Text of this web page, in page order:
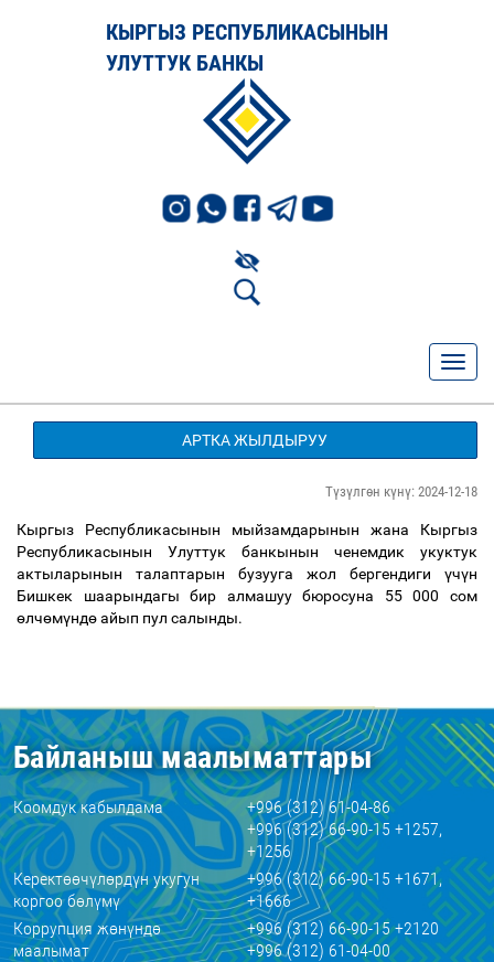
КЫРГЫЗ РЕСПУБЛИКАСЫНЫН
УЛУТТУК БАНКЫ
АРТКА ЖЫЛДЫРУУ
Түзүлгөн күнү: 2024-12-18
Кыргыз Республикасынын мыйзамдарынын жана Кыргыз
Республикасынын Улуттук банкынын ченемдик укуктук
актыларынын талаптарын бузууга жол бергендиги үчүн
Бишкек шаарындагы бир алмашуу бюросуна 55 000 сом
өлчөмүндөайып пул салынды.
Байланыш маалыматтары
Коомдук кабылдама
+996 (312) 61-04-86
+996 (312) 66-90-15 +1257,
+1256
Керектөөчүлөрдүн укугун
коргоо бөлүмү
+996 (312) 66-90-15 +1671,
+1666
Коррупция жөнүндө
маалымат
+996 (312) 66-90-15 +2120
+996 (312) 61-04-00